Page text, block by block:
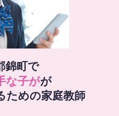
錦町で
な子がが
ための家庭教師